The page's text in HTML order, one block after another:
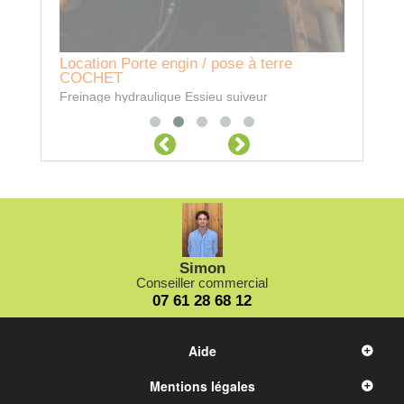
Location Porte engin / pose à terre
COCHET
Freinage hydraulique Essieu suiveur
Simon
Conseiller commercial
07 61 28 68 12
Aide
Mentions légales